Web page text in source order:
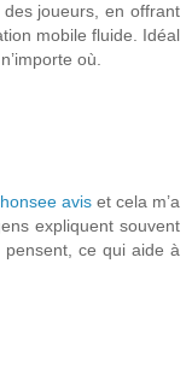
des joueurs, en offrant
mobile fluide. Idéal
où.
avis et cela m’a
expliquent souvent
pensent, ce qui aide à